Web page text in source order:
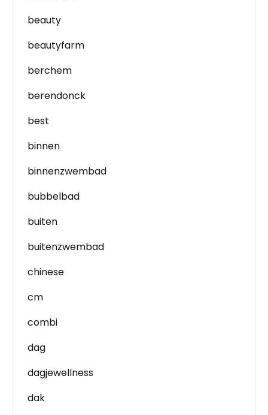
beauty
beautyfarm
berchem
berendonck
best
binnen
binnenzwembad
bubbelbad
buiten
buitenzwembad
chinese
cm
combi
dag
dagjewellness
dak